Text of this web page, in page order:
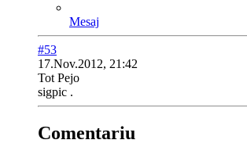
Mesaj
#53
17.Nov.2012, 21:42
Tot Pejo
sigpic .
Comentariu